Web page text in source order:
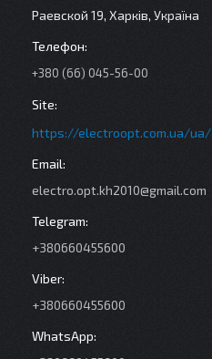
Раевской 19, Харків, Україна
+380 (66) 045-56-00
https://electroopt.com.ua/ua/
electro.opt.kh2010@gmail.com
+380660455600
+380660455600